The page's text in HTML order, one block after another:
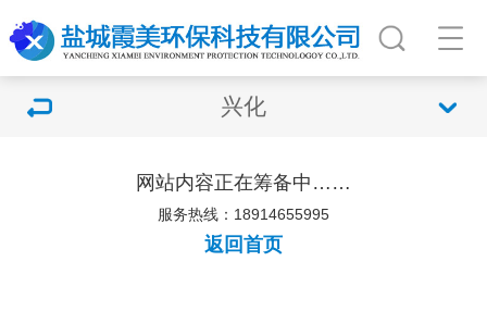
兴化
网站内容正在筹备中……
服务热线：18914655995
返回首页